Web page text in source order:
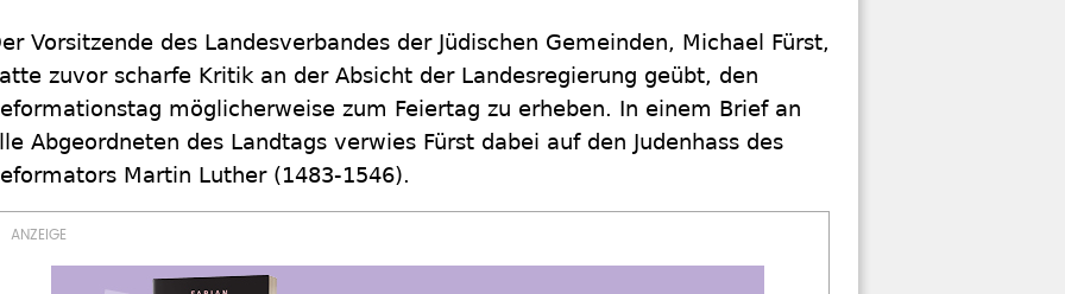
Vorsitzende des Landesverbandes der Jüdischen Gemeinden, Michael Fürst,
zuvor scharfe Kritik an der Absicht der Landesregierung geübt, den
möglicherweise zum Feiertag zu erheben. In einem Brief an
Abgeordneten des Landtags verwies Fürst dabei auf den Judenhass des
Martin Luther (1483-1546).